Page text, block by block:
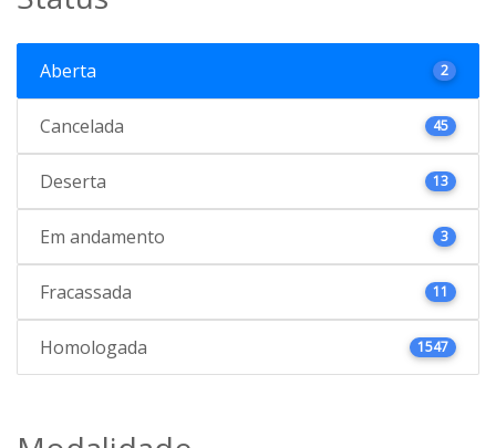
Aberta 2
Cancelada 45
Deserta 13
Em andamento 3
Fracassada 11
Homologada 1547